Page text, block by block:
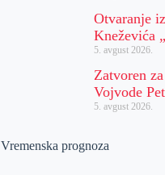
Otvaranje
Kneževića
5. avgust 2026.
Zatvoren
Vojvode
5. avgust 2026.
Vremenska prognoza